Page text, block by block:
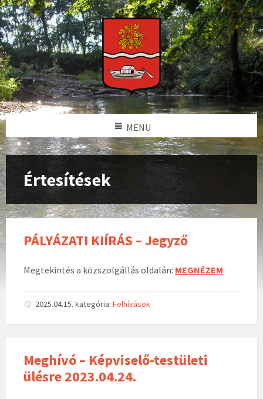
MENU
Értesítések
PÁLYÁZATI KIÍRÁS – Jegyző
Megtekintés a közszolgállás oldalán: MEGNÉZEM
2025.04.15. kategória: Felhívások
Meghívó – Képviselő-testületi
ülésre 2023.04.24.